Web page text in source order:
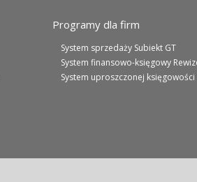
Programy dla firm
System sprzedaży Subiekt GT
System finansowo-księgowy
System uproszczonej księgowości